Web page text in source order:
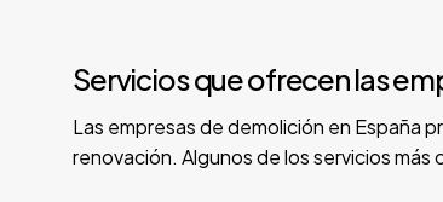
Servicios que ofrecen las
Las empresas de demolición en España
renovación. Algunos de los servicios